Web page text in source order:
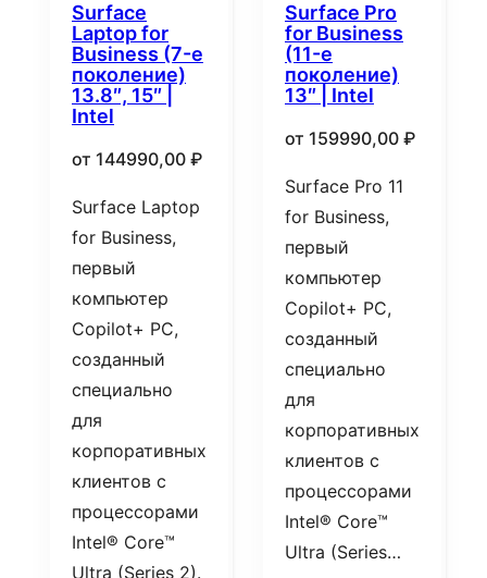
Surface
Laptop for
Business (7-е
поколение)
13.8″, 15″ |
Intel
от 144990,00 ₽
Surface Laptop
for Business,
первый
компьютер
Copilot+ PC,
созданный
специально
для
корпоративных
клиентов с
процессорами
Intel® Core™
Ultra (Series 2).
Surface Pro
for Business
(11-е
поколение)
13″ | Intel
от 159990,00 ₽
Surface Pro 11
for Business,
первый
компьютер
Copilot+ PC,
созданный
специально
для
корпоративных
клиентов с
процессорами
Intel® Core™
Ultra (Series…